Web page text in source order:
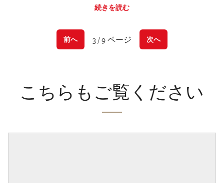
続きを読む
前へ 3 / 9 ページ 次へ
こちらもご覧ください